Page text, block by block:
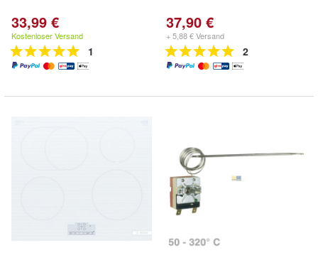
33,99 €
Kostenloser Versand
1
37,90 €
+ 5,88 € Versand
2